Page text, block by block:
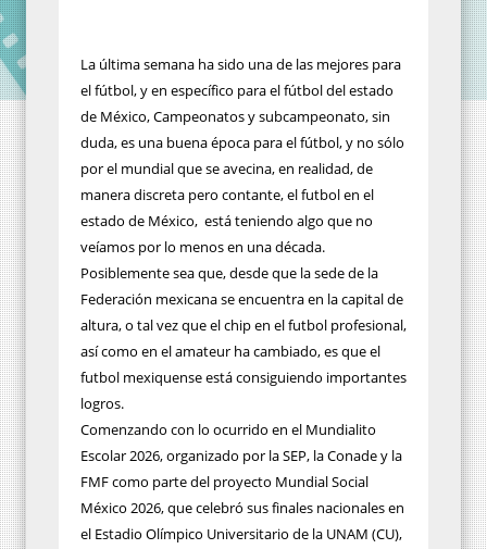
La última semana ha sido una de las mejores para
el fútbol, y en específico para el fútbol del estado
de México, Campeonatos y subcampeonato, sin
duda, es una buena época para el fútbol, y no sólo
por el mundial que se avecina, en realidad, de
manera discreta pero contante, el futbol en el
estado de México, está teniendo algo que no
veíamos por lo menos en una década.
Posiblemente sea que, desde que la sede de la
Federación mexicana se encuentra en la capital de
altura, o tal vez que el chip en el futbol profesional,
así como en el amateur ha cambiado, es que el
futbol mexiquense está consiguiendo importantes
logros.
Comenzando con lo ocurrido en el Mundialito
Escolar 2026, organizado por la SEP, la Conade y la
FMF como parte del proyecto Mundial Social
México 2026, que celebró sus finales nacionales en
el Estadio Olímpico Universitario de la UNAM (CU),